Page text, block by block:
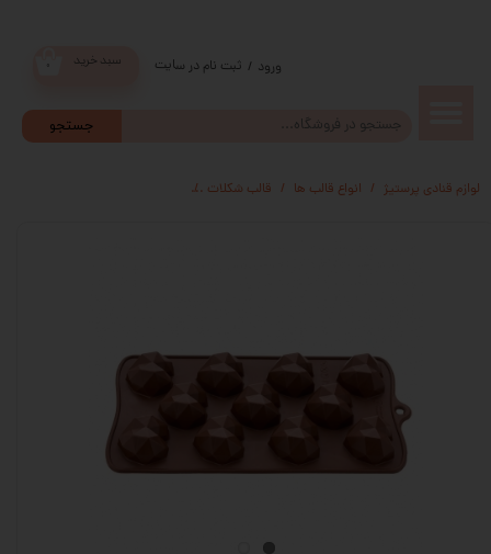
جستجو
سبد خرید ورود / ثبت نام در سایت
خروج از
لوازم قنادی پرستیژ انواع قالب ها قالب شکلات